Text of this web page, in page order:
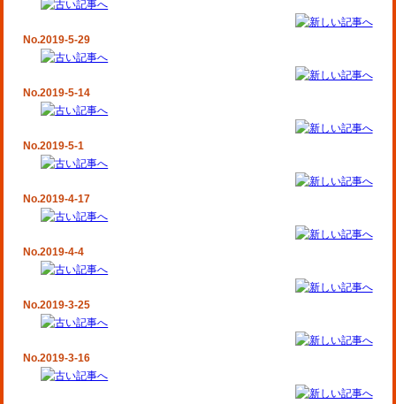
No.2019-5-29
No.2019-5-14
No.2019-5-1
No.2019-4-17
No.2019-4-4
No.2019-3-25
No.2019-3-16